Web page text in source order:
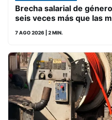
Brecha salarial de
seis veces más que las
7 AGO 2026 | 2 MIN.